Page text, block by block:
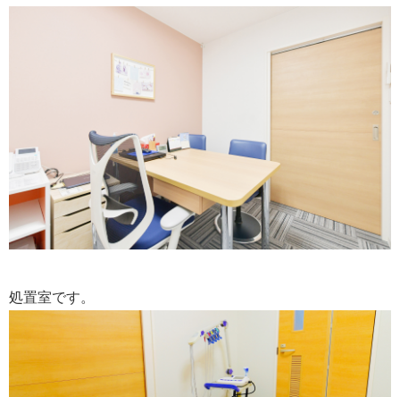
処置室です。